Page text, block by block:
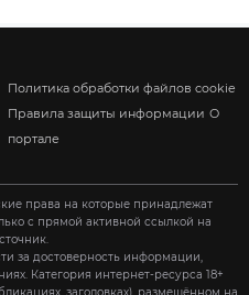
Политика обработки файлов cookie
Правила защиты информации О
портале
права на которые принадлежат
с прямой активной ссылкой на
за достоверность информации,
Категория интернет-ресурса 18+